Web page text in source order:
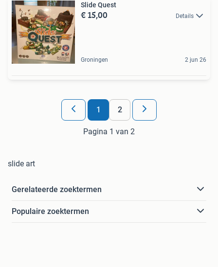
Slide Quest
€ 15,00 Details
Groningen 2 jun 26
1 2
Pagina 1 van 2
slide art
Gerelateerde zoektermen
Populaire zoektermen